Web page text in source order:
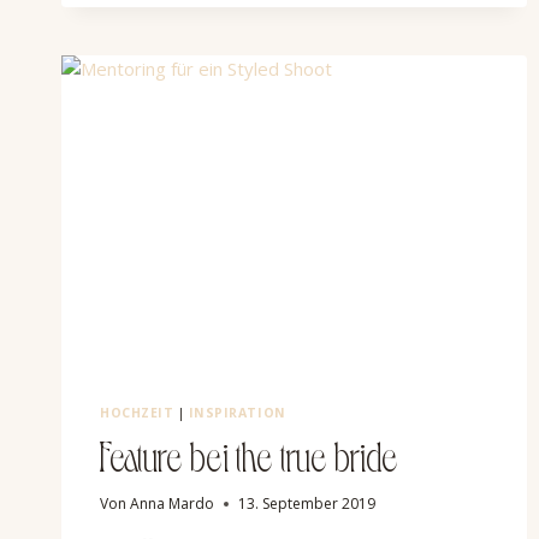
FIRST
STEPS
HOCHZEIT | INSPIRATION
Feature bei the true bride
Von Anna Mardo 13. September 2019